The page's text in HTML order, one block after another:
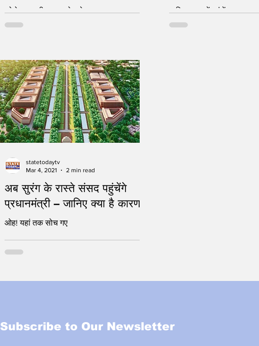
कोरोना का टीका सबको लगेगा ताकि ना उखड़ें सांसें
अब सुरंग के रास्ते संसद पहुंचेंगे
प्रधानमंत्री – जानिए क्या है कारण!
ओह! यहां तक सोच गए
statetodaytv
Mar 4, 2021
2 min read
Subscribe to Our Newsletter